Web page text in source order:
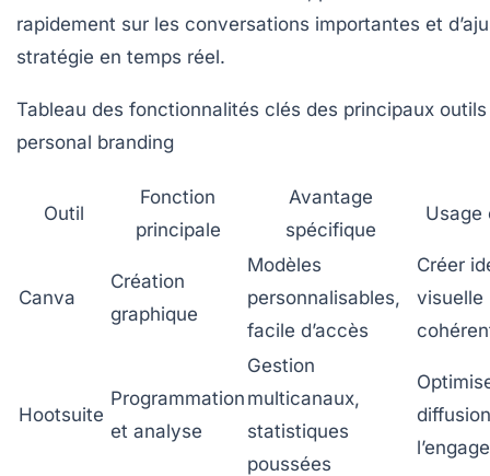
rapidement sur les conversations importantes et
stratégie en temps réel.
Tableau des fonctionnalités clés des principaux
personal branding
Outil
Fonction
principale
Avantage
spécifique
Usage
Canva
Création
graphique
Modèles
personnalisables,
facile d’accès
Créer
visuelle
Hootsuite
Programmation
et analyse
Gestion
multicanaux,
statistiques
poussées